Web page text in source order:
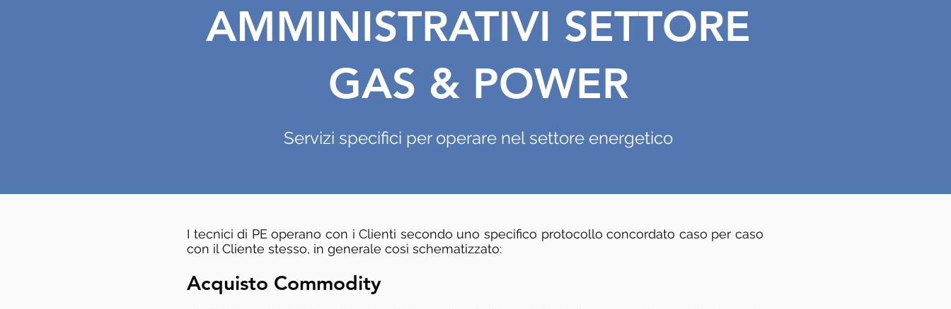
AMMINISTRATIVI SETTORE
GAS & POWER
Servizi specifici per operare nel settore energetico
I tecnici di PE operano con i Clienti secondo uno specifico protocollo concordato caso per caso
con il Cliente stesso, in generale così schematizzato:
Acquisto Commodity